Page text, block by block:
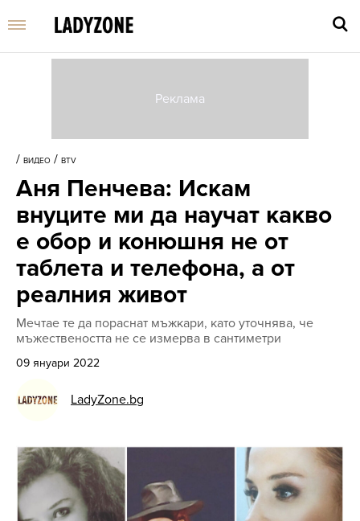
Enter
/ ВИДЕО / BTV
Аня Пенчева: Искам
внуците ми да научат какво
е обор и конюшня не от
таблета и телефона, а от
реалния живот
Мечтае те да пораснат мъжкари, като уточнява, че
мъжествеността не се измерва в сантиметри
09 януари 2022
LadyZone.bg